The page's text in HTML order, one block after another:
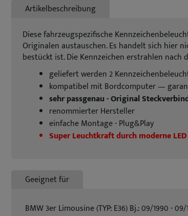
Artikelbeschreibung
Diese fahrzeugspezifische
Originalen austauschen. Es handelt sich hier
bestückt ist. Die Kennzeichen erstrahlen nach
geliefert werden 2
kompatibel mit Bordcomputer —
sehr passgenau - Original
renommierter Hersteller
einfache Montage - Plug&Play
Super Leuchtkraft durch moderne
Geeignet für
BMW 3er Limousine (TYP: E36) Bj.: 09/1990 - 09/